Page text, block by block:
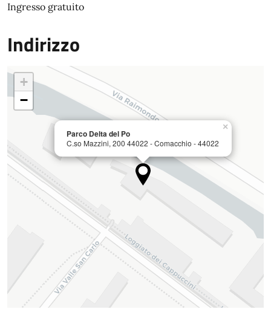
Ingresso gratuito
Indirizzo
Parco Delta del Po
C.so Mazzini, 200 44022 - Comacchio - 44022
×
+
−